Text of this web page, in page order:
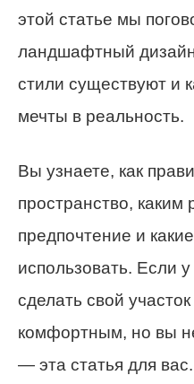
этой статье мы
ландшафтный
стили существуют и
мечты в реальность.
Вы узнаете, как
пространство, каким
предпочтение и
использовать. Если
сделать свой
комфортным, но вы
— эта статья для вас.